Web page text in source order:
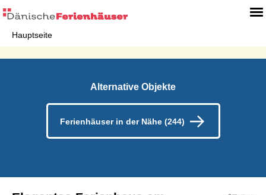
Hauptseite
Alternative Objekte
Ferienhäuser in der Nähe (244)